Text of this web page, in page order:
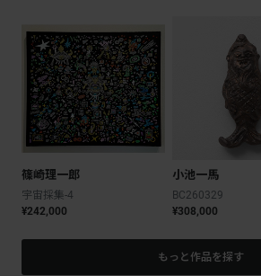
篠崎理一郎
宇宙採集-4
¥242,000
小池一馬
BC260329
¥308,000
もっと作品を探す